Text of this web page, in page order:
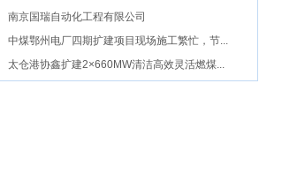
南京国瑞自动化工程有限公司
中煤鄂州电厂四期扩建项目现场施工繁忙，节...
太仓港协鑫扩建2×660MW清洁高效灵活燃煤...